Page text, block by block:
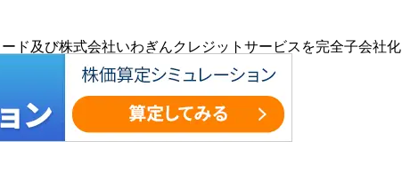
ド及び株式会社いわぎんクレジットサービスを完全子会社化